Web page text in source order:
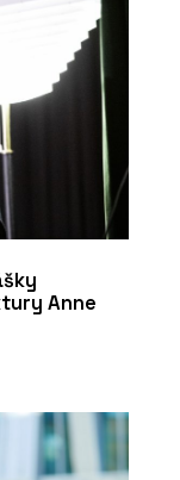
Anne